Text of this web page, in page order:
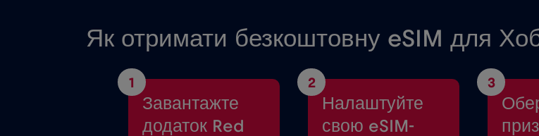
Як отримати безкоштовну eSIM для
1
Завантажте
додаток Red
2
Налаштуйте
свою eSIM-
3